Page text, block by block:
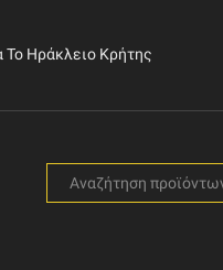
Ηράκλειο Κρήτης